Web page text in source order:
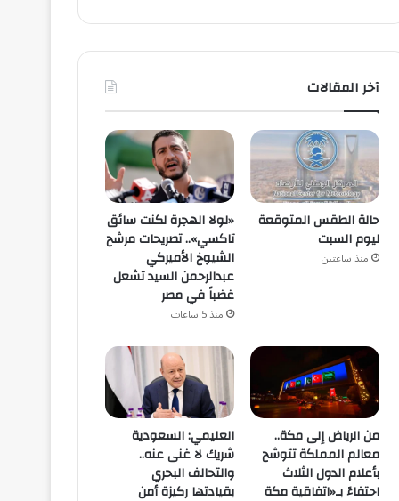
آخر المقالات
حالة الطقس المتوقعة
ليوم السبت
منذ ساعتين
«لولا الهجرة لكنت سائق
تاكسي».. تصريحات مرشح
الشيوخ الأميركي
عبدالرحمن السيد تشعل
غضباً في مصر
منذ 5 ساعات
من الرياض إلى مكة..
معالم المملكة تتوشح
بأعلام الدول الثلاث
احتفاءً بـ«اتفاقية مكة
العليمي: السعودية
شريك لا غنى عنه..
والتحالف البحري
بقيادتها ركيزة أمن